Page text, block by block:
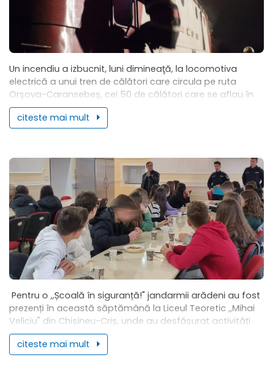
Un incendiu a izbucnit, luni dimineaţă, la locomotiva
electrică a unui tren de călători care circula pe ruta
Orşova-Caransebeş, cei 50 de călători care se aflau în
cele două vagoane...
citeste mai mult
Pentru o ,,Școală în siguranță!" jandarmii arădeni au fost
prezenți în această săptămână la Liceul Teoretic ,,Mihai
Veliciu" din Chișineu-Criș, unde au desfășurat activități
interactive cu elevi ai acestei școli...
citeste mai mult